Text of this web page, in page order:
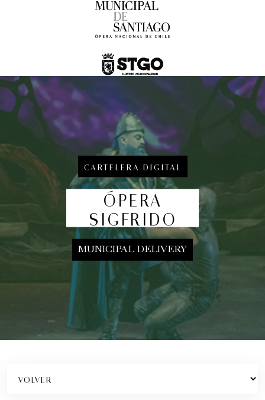
FamFest - Onheama (Brasil)
Familiar
12:00 pm
Gustavo Santaolalla - "Ronroco" Tour
CARTELERA DIGITAL
ÓPERA
SIGFRIDO
MUNICIPAL DELIVERY